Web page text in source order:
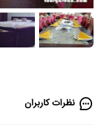
نظرات کاربران